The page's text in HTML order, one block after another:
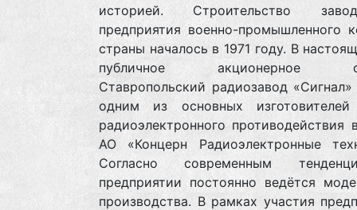
историей. Строительство
предприятия военно-промышленного
страны началось в 1971 году. В
публичное акционерное
Ставропольский радиозавод «Сигнал»
одним из основных изготовителей
радиоэлектронного противодействия
АО «Концерн Радиоэлектронные
Согласно современным
предприятии постоянно ведётся
производства. В рамках участия